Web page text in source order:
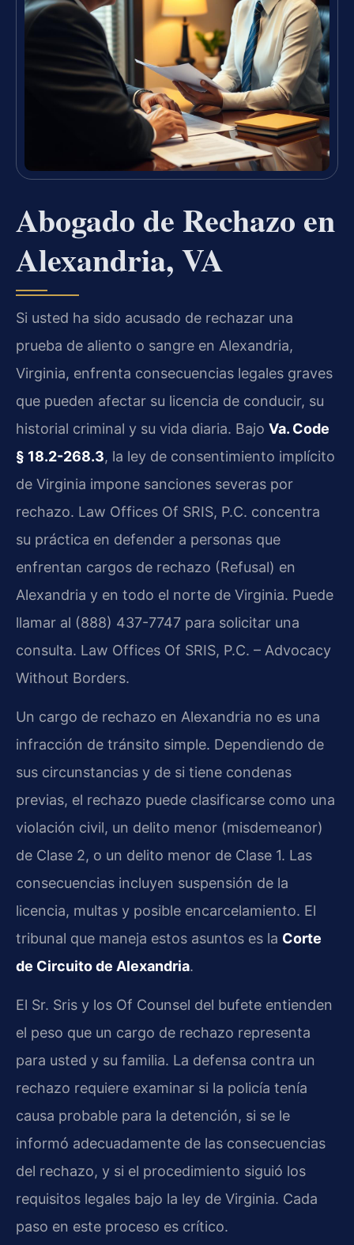
Abogado de Rechazo en
Alexandria, VA
Si usted ha sido acusado de rechazar una
prueba de aliento o sangre en Alexandria,
Virginia, enfrenta consecuencias legales graves
que pueden afectar su licencia de conducir, su
historial criminal y su vida diaria. Bajo Va. Code
§ 18.2-268.3, la ley de consentimiento implícito
de Virginia impone sanciones severas por
rechazo. Law Offices Of SRIS, P.C. concentra
su práctica en defender a personas que
enfrentan cargos de rechazo (Refusal) en
Alexandria y en todo el norte de Virginia. Puede
llamar al (888) 437-7747 para solicitar una
consulta. Law Offices Of SRIS, P.C. – Advocacy
Without Borders.
Un cargo de rechazo en Alexandria no es una
infracción de tránsito simple. Dependiendo de
sus circunstancias y de si tiene condenas
previas, el rechazo puede clasificarse como una
violación civil, un delito menor (misdemeanor)
de Clase 2, o un delito menor de Clase 1. Las
consecuencias incluyen suspensión de la
licencia, multas y posible encarcelamiento. El
tribunal que maneja estos asuntos es la Corte
de Circuito de Alexandria.
El Sr. Sris y los Of Counsel del bufete entienden
el peso que un cargo de rechazo representa
para usted y su familia. La defensa contra un
rechazo requiere examinar si la policía tenía
causa probable para la detención, si se le
informó adecuadamente de las consecuencias
del rechazo, y si el procedimiento siguió los
requisitos legales bajo la ley de Virginia. Cada
paso en este proceso es crítico.